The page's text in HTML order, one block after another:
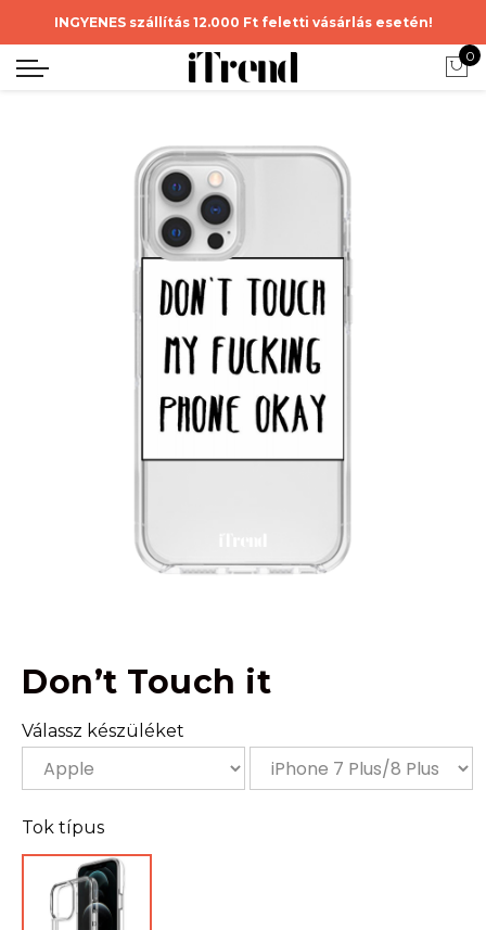
INGYENES szállítás 12.000 Ft feletti vásárlás esetén!
0
Don’t Touch it
Válassz készüléket
Tok típus